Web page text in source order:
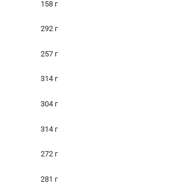
158 г
292 г
257 г
314 г
304 г
314 г
272 г
281 г